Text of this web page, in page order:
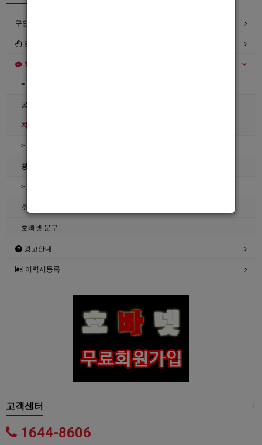
구인정보
일자리구해요
커뮤니티
> 공지사항
공지사항
자유게시판
> 호빠넷 이용문의
광고관리문의수정
> 호빠넷 자료
호빠넷 광고자료
호빠넷 문구
광고안내
이력서등록
고객센터
1644-8606